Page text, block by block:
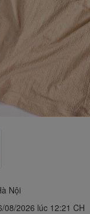
Nội
08/2026 lúc 12:21 CH